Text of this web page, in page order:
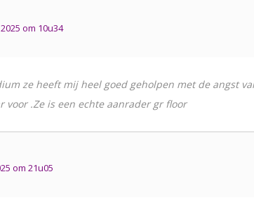
om 10u34
ze heeft mij heel goed geholpen met de angst
.Ze is een echte aanrader gr floor
om 21u05